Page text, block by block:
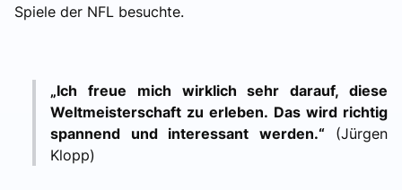
Spiele der NFL besuchte.
„Ich freue mich wirklich sehr darauf, diese
Weltmeisterschaft zu erleben. Das wird richtig
spannend und interessant werden.“(Jürgen
Klopp)